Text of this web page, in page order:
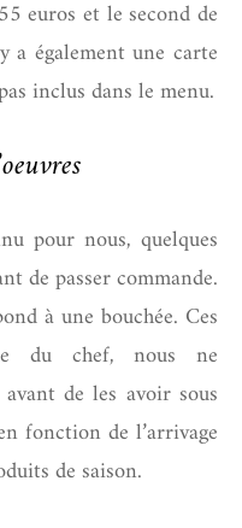
euros et le second de
également une carte
inclus dans le menu.
pour nous, quelques
de passer commande.
à une bouchée. Ces
du chef, nous ne
de les avoir sous
fonction de l’arrivage
de saison.